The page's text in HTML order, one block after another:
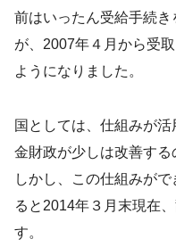
前はいったん受給手続
が、2007年４月から受
ようになりました。
国としては、仕組みが
金財政が少しは改善する
しかし、この仕組みが
ると2014年３月末現在
す。